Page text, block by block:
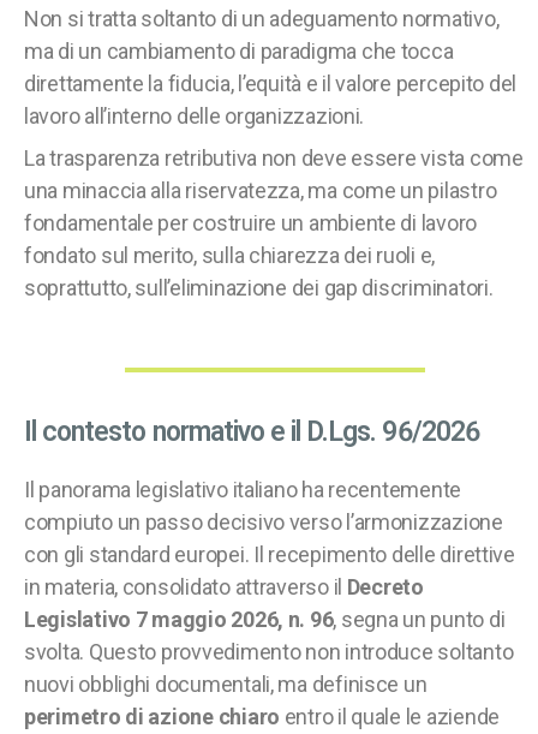
Non si tratta soltanto di un adeguamento normativo,
ma di un cambiamento di paradigma che tocca
direttamente la fiducia, l’equità e il valore percepito del
lavoro all’interno delle organizzazioni.
La trasparenza retributiva non deve essere vista come
una minaccia alla riservatezza, ma come un pilastro
fondamentale per costruire un ambiente di lavoro
fondato sul merito, sulla chiarezza dei ruoli e,
soprattutto, sull’eliminazione dei gap discriminatori.
Il contesto normativo e il D.Lgs. 96/2026
Il panorama legislativo italiano ha recentemente
compiuto un passo decisivo verso l’armonizzazione
con gli standard europei. Il recepimento delle direttive
in materia, consolidato attraverso il Decreto
Legislativo 7 maggio 2026, n. 96, segna un punto di
svolta. Questo provvedimento non introduce soltanto
nuovi obblighi documentali, ma definisce un
perimetro di azione chiaro entro il quale le aziende